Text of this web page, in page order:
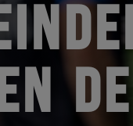
DE